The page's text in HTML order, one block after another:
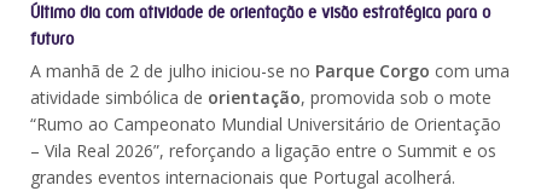
Último dia com atividade de orientação e visão estratégica para o
futuro
A manhã de 2 de julho iniciou-se no Parque Corgo com uma
atividade simbólica de orientação, promovida sob o mote
“Rumo ao Campeonato Mundial Universitário de Orientação
– Vila Real 2026”, reforçando a ligação entre o Summit e os
grandes eventos internacionais que Portugal acolherá.